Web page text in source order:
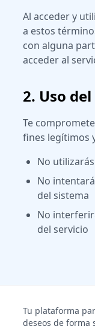
Al acceder y
a estos
con alguna
acceder al
2. Uso
Te
fines legítimos
No
No
del sistema
No
del servicio
Tu plataforma
deseos de forma